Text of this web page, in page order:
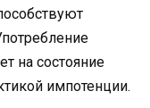
на состояние
импотенции.